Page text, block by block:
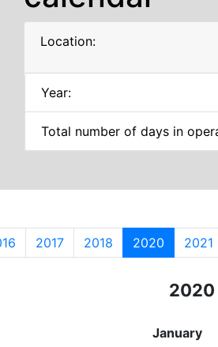
Location:
Year:
Total number of days in
2017 2018 2020 2021
2020
January